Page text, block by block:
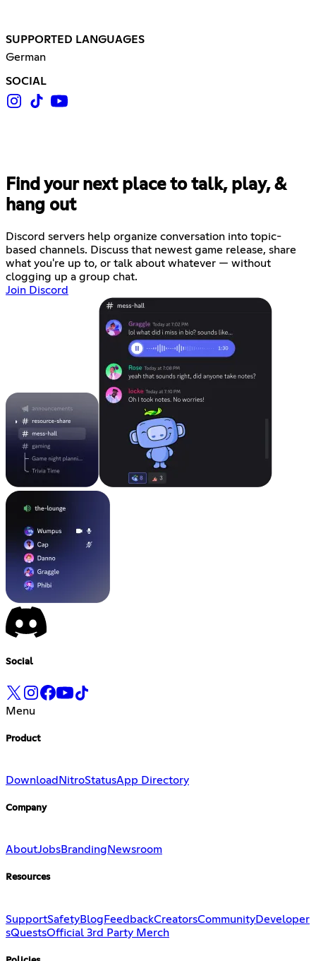
SUPPORTED LANGUAGES
German
SOCIAL
Find your next place to talk, play, &
hang out
Discord servers help organize conversation into topic-
based channels. Discuss that newest game release, share
what you're up to, or talk about whatever — without
clogging up a group chat.
Join Discord
Social
Menu
Product
Download NitroStatusApp Directory
Company
AboutJobsBranding Newsroom
Resources
SupportSafetyBlogFeedbackCreatorsCommunityDeveloper
sQuestsOfficial 3rd Party Merch